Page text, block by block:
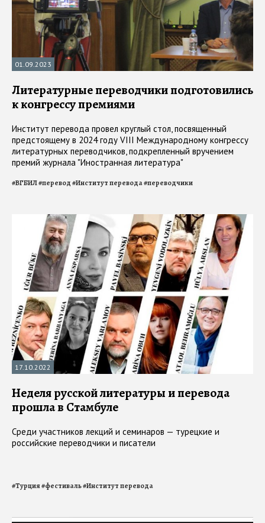
01.09.2023
Литературные переводчики подготовились
к конгрессу премиями
Институт перевода провел круглый стол, посвященный
предстоящему в 2024 году VIII Международному конгрессу
литературных переводчиков, подкрепленный вручением
премий журнала "Иностранная литература"
#ВГБИЛ#перевод#Институт перевода#переводчики
17.10.2022
Неделя русской литературы и перевода
прошла в Стамбуле
Среди участников лекций и семинаров — турецкие и
российские переводчики и писатели
#Турция#фестиваль#Институт перевода